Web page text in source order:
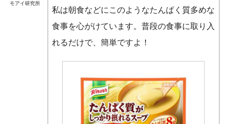
モアイ研究所
私は朝食などにこのようなたんぱく質多めな
食事を心がけています。普段の食事に取り入
れるだけで、簡単ですよ！